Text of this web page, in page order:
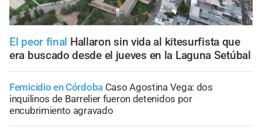
El peor final Hallaron sin vida al kitesurfista que
era buscado desde el jueves en la Laguna Setúbal
Femicidio en Córdoba Caso Agostina Vega: dos
inquilinos de Barrelier fueron detenidos por
encubrimiento agravado